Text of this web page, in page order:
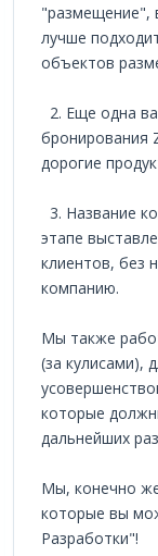
"размещение",
лучше
объектов
2. Еще одна
бронирования
дорогие
3. Название
этапе
клиентов, без
компанию.
Мы также
(за кулисами),
которые
дальнейших
Мы, конечно
которые вы
Разработки"!